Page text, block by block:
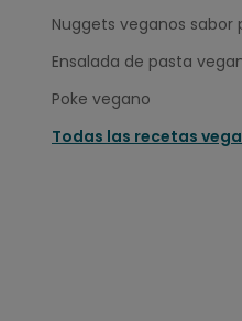
Nuggets veganos sabor
Ensalada de pasta
Poke vegano
Todas las recetas